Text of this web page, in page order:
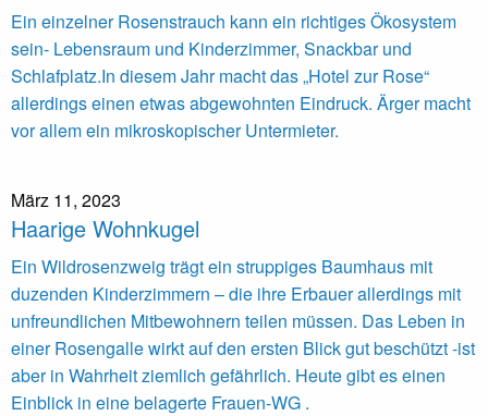
Ein einzelner Rosenstrauch kann ein richtiges Ökosystem
sein- Lebensraum und Kinderzimmer, Snackbar und
Schlafplatz.In diesem Jahr macht das „Hotel zur Rose“
allerdings einen etwas abgewohnten Eindruck. Ärger macht
vor allem ein mikroskopischer Untermieter.
März 11, 2023
Haarige Wohnkugel
Ein Wildrosenzweig trägt ein struppiges Baumhaus mit
duzenden Kinderzimmern – die ihre Erbauer allerdings mit
unfreundlichen Mitbewohnern teilen müssen. Das Leben in
einer Rosengalle wirkt auf den ersten Blick gut beschützt -ist
aber in Wahrheit ziemlich gefährlich. Heute gibt es einen
Einblick in eine belagerte Frauen-WG .